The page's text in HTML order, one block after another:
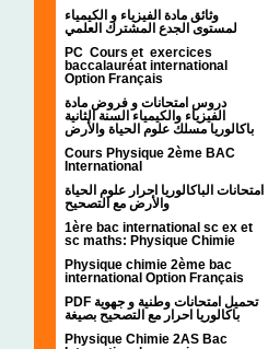
وثائق مادة الفيزياء و الكيمياء
PC Cours et exercices
baccalauréat international
Option Français
دروس امتحانات و فروض مادة
الفيزياء والكيمياء السنة الثانية
باكالوريا مسلك علوم الحياة والأرض
Cours Physique 2ème BAC
International
امتحانات الباكالوريا احرار علوم الحياة
والأرض مع التصحيح
1ère bac international sc ex et
sc maths: Physique Chimie
Physique chimie 2ème bac
international Option Français
PDF تحميل امتحانات وطنية و جهوية
باكالوريا احرار مع التصحيح بصيغة
Physique Chimie 2AS Bac